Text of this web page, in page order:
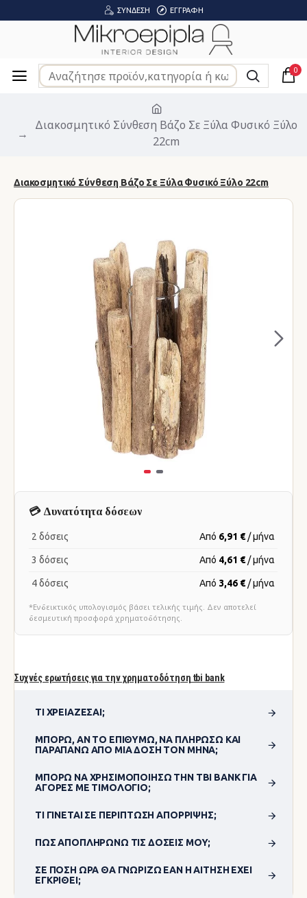
ΣΎΝΔΕΣΗ ΕΓΓΡΑΦΉ
0
Διακοσμητικό Σύνθεση Βάζο Σε Ξύλα Φυσικό Ξύλο
22cm
Διακοσμητικό Σύνθεση Βάζο Σε Ξύλα Φυσικό Ξύλο 22cm
Συχνές ερωτήσεις για την χρηματοδότηση tbi bank
ΤΙ ΧΡΕΙΆΖΕΣΑΙ;
ΜΠΟΡΏ, ΑΝ ΤΟ ΕΠΙΘΥΜΏ, ΝΑ ΠΛΗΡΏΣΩ ΚΑΙ
ΠΑΡΑΠΆΝΩ ΑΠΌ ΜΊΑ ΔΌΣΗ ΤΟΝ ΜΉΝΑ;
ΜΠΟΡΏ ΝΑ ΧΡΗΣΙΜΟΠΟΊΗΣΩ ΤΗΝ TBI BANK ΓΙΑ
ΑΓΟΡΈΣ ΜΕ ΤΙΜΟΛΌΓΙΟ;
ΤΙ ΓΊΝΕΤΑΙ ΣΕ ΠΕΡΊΠΤΩΣΗ ΑΠΌΡΡΙΨΗΣ;
ΠΏΣ ΑΠΟΠΛΗΡΏΝΩ ΤΙΣ ΔΌΣΕΙΣ ΜΟΥ;
ΣΕ ΠΌΣΗ ΏΡΑ ΘΑ ΓΝΩΡΊΖΩ ΕΆΝ Η ΑΊΤΗΣΗ ΈΧΕΙ
ΕΓΚΡΙΘΕΊ;
💳 Δυνατότητα δόσεων
2 δόσεις Από 6,91 € / μήνα
3 δόσεις Από 4,61 € / μήνα
4 δόσεις Από 3,46 € / μήνα
*Ενδεικτικός υπολογισμός βάσει τελικής τιμής. Δεν αποτελεί
δεσμευτική προσφορά χρηματοδότησης.